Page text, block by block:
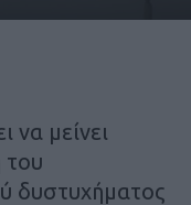
να μείνει
του
δυστυχήματος